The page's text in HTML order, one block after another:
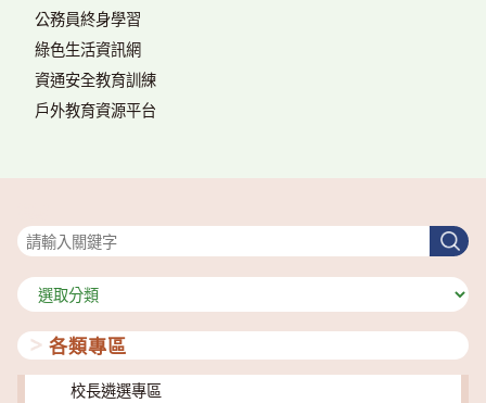
公務員終身學習
綠色生活資訊網
資通安全教育訓練
戶外教育資源平台
搜
尋
分
類
各類專區
校長遴選專區